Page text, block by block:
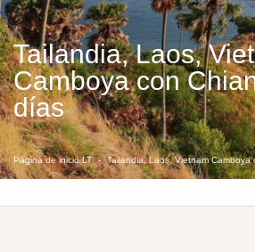
Tailandia, Laos,
Camboya con
días
Página de inicio LT Tailandia, Laos, Vietnam